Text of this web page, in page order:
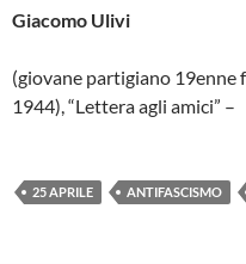
Giacomo Ulivi
(giovane partigiano 19enne
1944), “Lettera agli amici” –
25 APRILE ANTIFASCISMO